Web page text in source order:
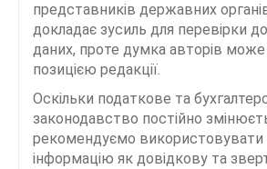
представників державних
докладає зусиль для перевірки
даних, проте думка авторів може
позицією редакції.
Оскільки податкове та
законодавство постійно
рекомендуємо використовувати
інформацію як довідкову та